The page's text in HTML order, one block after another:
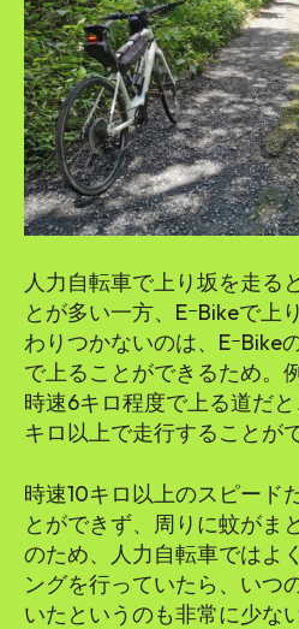
人力自転車で上り坂を走る
とが多い一方、EｰBikeで上
わりつかないのは、EｰBike
で上ることができるため。
時速6キロ程度で上る道だ
キロ以上で走行することが
時速10キロ以上のスピード
とができず、周りに蚊がま
のため、人力自転車ではよ
ングを行っていたら、いつ
いたというのも非常に少ない